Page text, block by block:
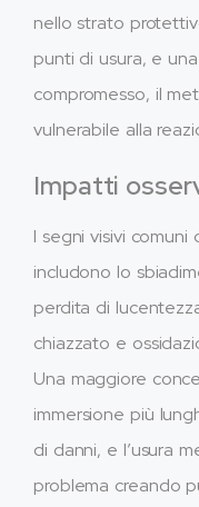
nello strato
punti di usura, e
compromesso, il
vulnerabile alla
Impatti
I segni visivi
includono lo
perdita di
chiazzato e
Una maggiore
immersione più
di danni, e l’usura
problema creando